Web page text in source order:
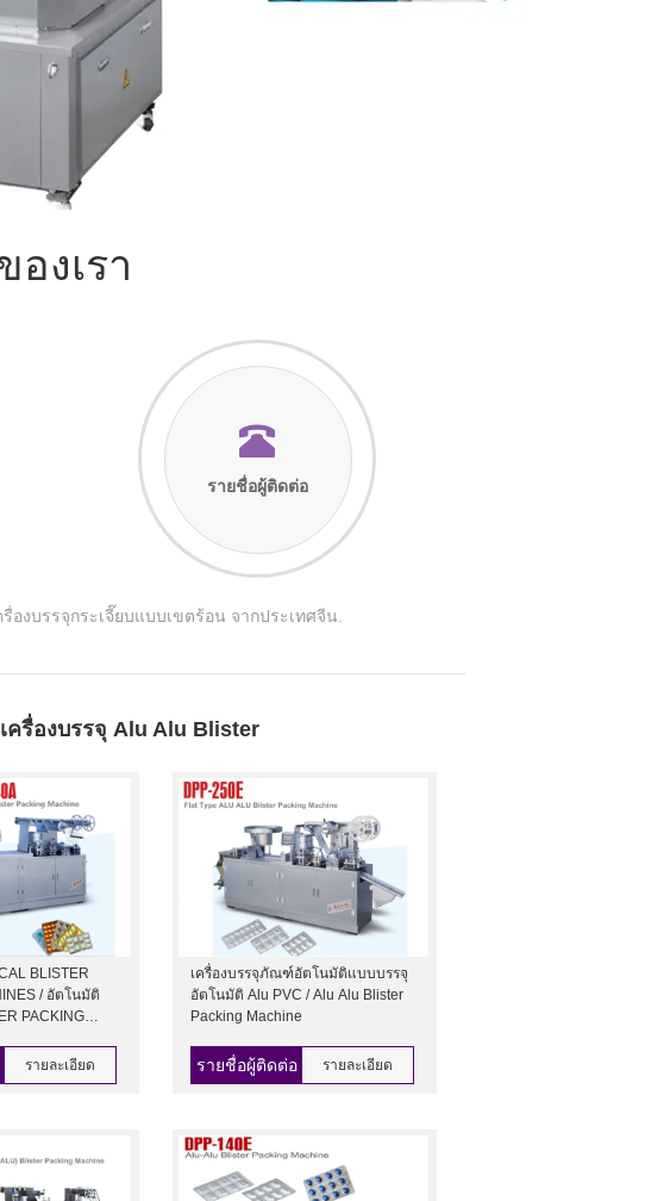
งเรา
รายชื่อผู้ติดต่อ
องบรรจุกระเจี๊ยบแบบเขตร้อน จากประเทศจีน.
ครื่องบรรจุ Alu Alu Blister
BLISTER
/ อัตโนมัติ
PACKING
รายละเอียด
เครื่องบรรจุภัณฑ์อัตโนมัติแบบบรรจุ
อัตโนมัติ Alu PVC / Alu Alu Blister
Packing Machine
รายชื่อผู้ติดต่อ รายละเอียด